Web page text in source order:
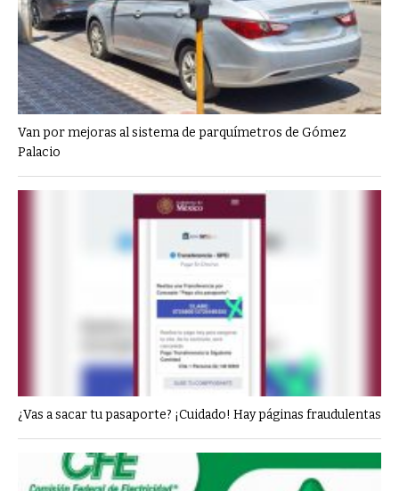
Van por mejoras al sistema de parquímetros de Gómez
Palacio
¿Vas a sacar tu pasaporte? ¡Cuidado! Hay páginas fraudulentas